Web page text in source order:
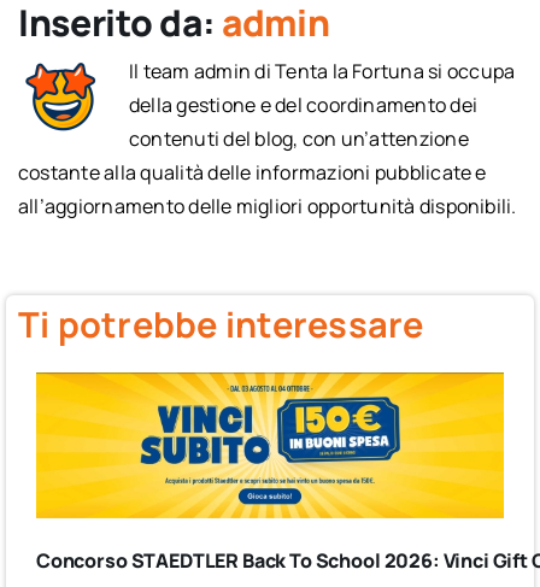
Inserito da: admin
Il team admin di Tenta la Fortuna si occupa
della gestione e del coordinamento dei
contenuti del blog, con un’attenzione
costante alla qualità delle informazioni pubblicate e
all’aggiornamento delle migliori opportunità disponibili.
Ti potrebbe interessare
Concorso STAEDTLER Back To School 2026: Vinci Gift